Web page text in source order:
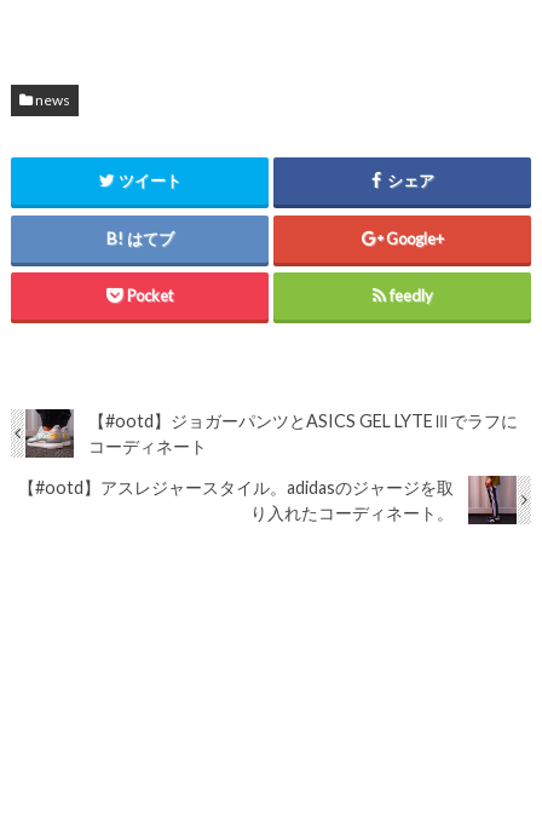
news
ツイート シェア
はてブ Google+
Pocket feedly
【#ootd】ジョガーパンツとASICS GEL LYTEⅢでラフに
コーディネート
【#ootd】アスレジャースタイル。adidasのジャージを取
り入れたコーディネート。